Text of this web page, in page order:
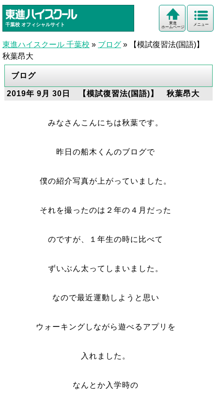
千葉校 オフィシャルサイト メニュー
東進
ホームページ
東進ハイスクール 千葉校 » ブログ »
【模試復習法(国語)】
秋葉昂大
ブログ
2019年 9月 30日 【模試復習法(国語)】 秋葉昂大
みなさんこんにちは秋葉です。
昨日の船木くんのブログで
僕の紹介写真が上がっていました。
それを撮ったのは２年の４月だった
のですが、１年生の時に比べて
ずいぶん太ってしまいました。
なので最近運動しようと思い
ウォーキングしながら遊べるアプリを
入れました。
なんとか入学時の